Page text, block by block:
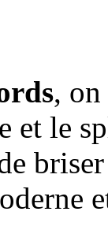
,
et le